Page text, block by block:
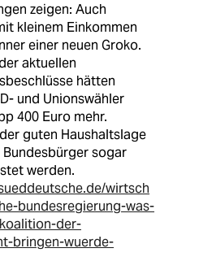
zeigen: Auch
kleinem Einkommen
einer neuen Groko.
aktuellen
hätten
und Unionswähler
400 Euro mehr.
guten Haushaltslage
sogar
werden.
wirtsch
bundesregierung-was-
der-
bringen-wuerde-